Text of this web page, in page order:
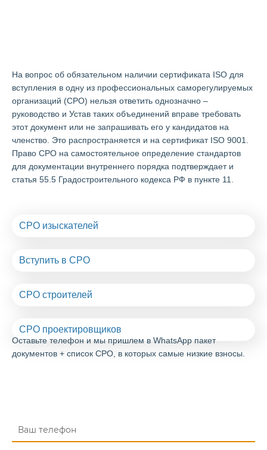
На вопрос об обязательном наличии сертификата ISO для
вступления в одну из профессиональных саморегулируемых
организаций (СРО) нельзя ответить однозначно –
руководство и Устав таких объединений вправе требовать
этот документ или не запрашивать его у кандидатов на
членство. Это распространяется и на сертификат ISO 9001.
Право СРО на самостоятельное определение стандартов
для документации внутреннего порядка подтверждает и
статья 55.5 Градостроительного кодекса РФ в пункте 11.
СРО изыскателей
Вступить в СРО
СРО строителей
СРО проектировщиков
Оставьте телефон и мы пришлем в WhatsApp пакет
документов + список СРО, в которых самые низкие взносы